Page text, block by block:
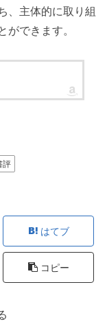
、主体的に取り組
できます。
評
はてブ
コピー